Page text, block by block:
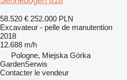
58.520 € 252.000 PLN
Excavateur - pelle de manutention
2018
12.688 m/h
Pologne, Miejska Górka
GardenSerwis
Contacter le vendeur